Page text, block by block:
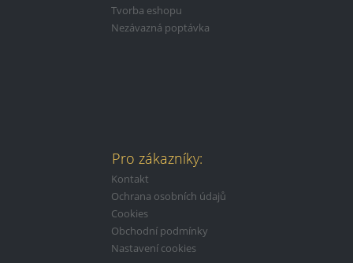
Tvorba eshopu
Nezávazná poptávka
Pro zákazníky:
Kontakt
Ochrana osobních údajů
Cookies
Obchodní podmínky
Nastavení cookies